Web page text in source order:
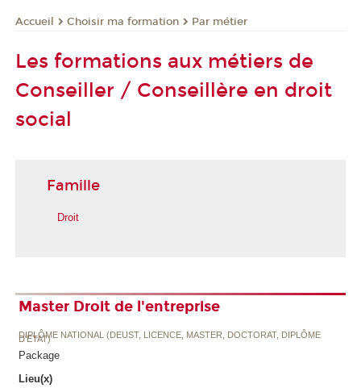
Accueil Choisir ma formation Par métier
Les formations aux métiers de
Conseiller / Conseillère en droit
social
Famille
Droit
Master Droit de l'entreprise
DIPLÔME NATIONAL (DEUST, LICENCE, MASTER, DOCTORAT, DIPLÔME
D'ETAT)
Package
Lieu(x)